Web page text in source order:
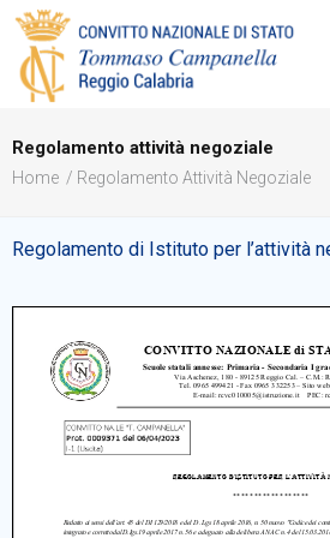
DOCUMENTAZIONE
Comunicazioni Esterne
Regolamento attività negoziale
Home Regolamento Attività Negoziale
Regolamento di Istituto per l’attività